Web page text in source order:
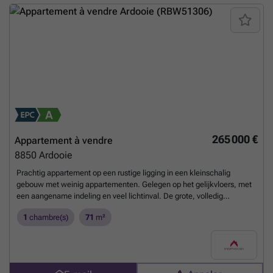
265 000 €
Appartement à vendre
8850 Ardooie
Prachtig appartement op een rustige ligging in een kleinschalig
gebouw met weinig appartementen. Gelegen op het gelijkvloers, met
een aangename indeling en veel lichtinval. De grote, volledig
leefruimte met zit- en eethoek, die uitkijkt op de tuin. De
wasplaats. De ruime slaapkamer heeft een ensuite badkamer met
1 chambre(s) 71 m²